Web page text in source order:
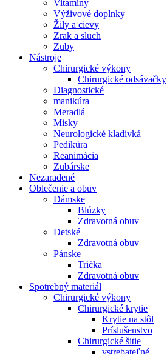
Vitamíny
Výživové doplnky
Žily a cievy
Zrak a sluch
Zuby
Nástroje
Chirurgické výkony
Chirurgické odsávačky
Diagnostické
manikúra
Meradlá
Misky
Neurologické kladivká
Pedikúra
Reanimácia
Zubárske
Nezaradené
Oblečenie a obuv
Dámske
Blúzky
Zdravotná obuv
Detské
Zdravotná obuv
Pánske
Trička
Zdravotná obuv
Spotrebný materiál
Chirurgické výkony
Chirurgické krytie
Krytie na stôl
Príslušenstvo
Chirurgické šitie
vstrebateľné